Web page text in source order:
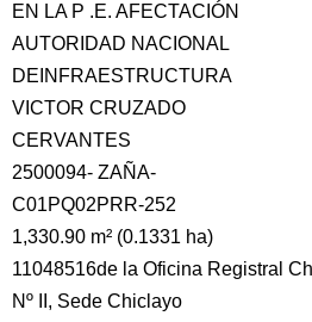
EN LA P .E. AFECTACIÓN
AUTORIDAD NACIONAL
DEINFRAESTRUCTURA
VICTOR CRUZADO
CERVANTES
2500094- ZAÑA-
C01PQ02PRR-252
1,330.90 m² (0.1331 ha)
11048516de la Oficina Registral
Nº II, Sede Chiclayo